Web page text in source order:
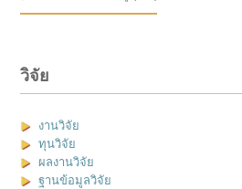
วิจัย
งานวิจัย
ทุนวิจัย
ผลงานวิจัย
ฐานข้อมูลวิจัย